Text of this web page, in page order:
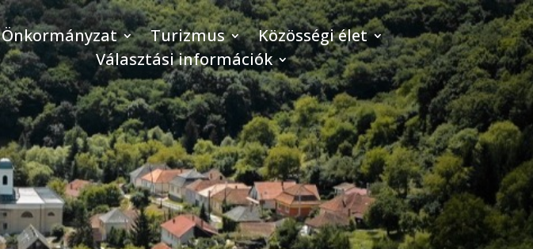
Önkormányzat Turizmus
Közösségi élet
Választási információk